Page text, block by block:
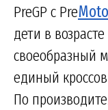
PreGP с Pre
дети в
своеобразный
единый
По